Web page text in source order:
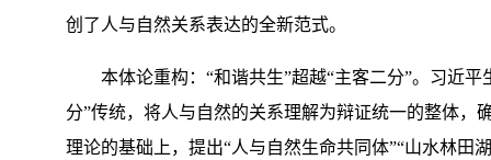
创了人与自然关系表达的全新范式。
本体论重构：“和谐共生”超越“主客二分”。习近平
分”传统，将人与自然的关系理解为辩证统一的整体，
理论的基础上，提出“人与自然生命共同体”“山水林田